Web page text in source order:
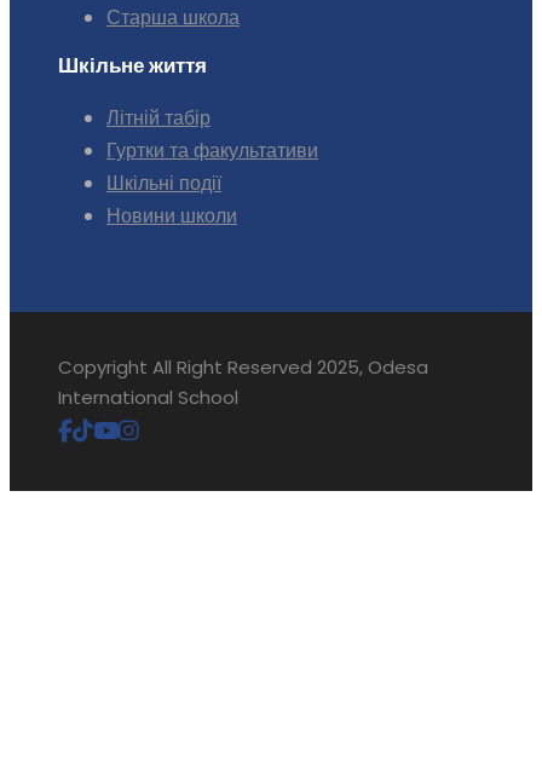
Старша школа
Шкільне життя
Літній табір
Гуртки та факультативи
Шкільні події
Новини школи
Copyright All Right Reserved 2025, Odesa
International School